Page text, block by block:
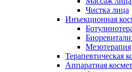
Чистка лица
Инъекционная
Мезотерапия
Терапевтическая
Аппаратная